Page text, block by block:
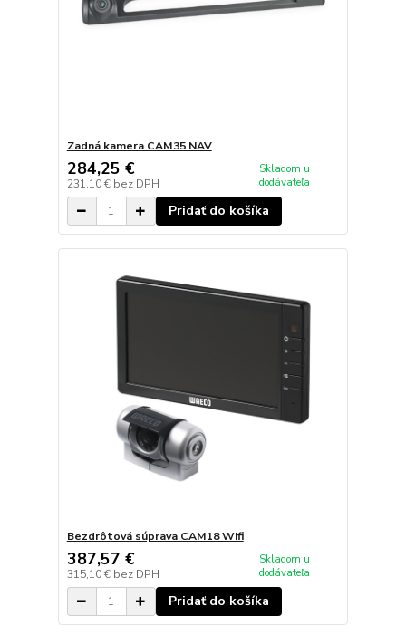
Zadná kamera CAM35 NAV
284,25 €
231,10 € bez DPH
Skladom u
dodávateľa
Pridať do košíka
Bezdrôtová súprava CAM18 Wifi
387,57 €
315,10 € bez DPH
Skladom u
dodávateľa
Pridať do košíka